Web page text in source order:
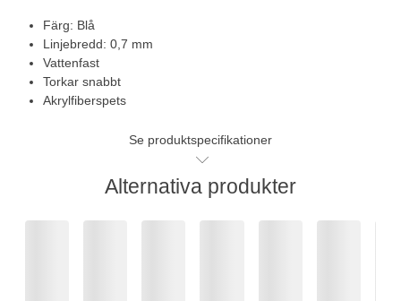
Färg: Blå
Linjebredd: 0,7 mm
Vattenfast
Torkar snabbt
Akrylfiberspets
Se produktspecifikationer
Alternativa produkter